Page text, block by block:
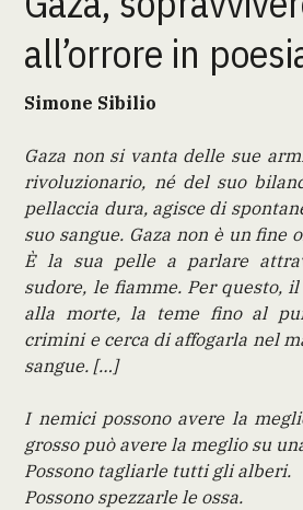
all’orrore in
Simone Sibilio
Gaza non si vanta delle sue
rivoluzionario, né del suo
pellaccia dura, agisce di
suo sangue. Gaza non è un fine
È la sua pelle a parlare
sudore, le fiamme. Per questo,
alla morte, la teme fino al
crimini e cerca di affogarla nel
sangue. […]
I nemici possono avere la
grosso può avere la meglio su
Possono tagliarle tutti gli alberi.
Possono spezzarle le ossa.